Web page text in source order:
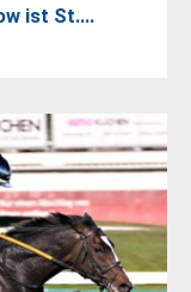
ist St.…